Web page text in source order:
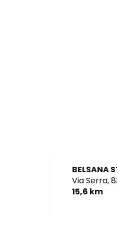
BELSANA
Via Serra,
15,6 km